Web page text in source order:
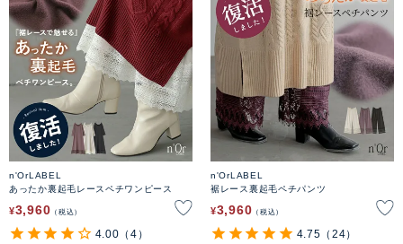
n'OrLABEL
あったか裏起毛レースペチワンピース
¥3,960 税込
4.00 （4）
n'OrLABEL
裾レース裏起毛ペチパンツ
¥3,960 税込
4.75 （24）